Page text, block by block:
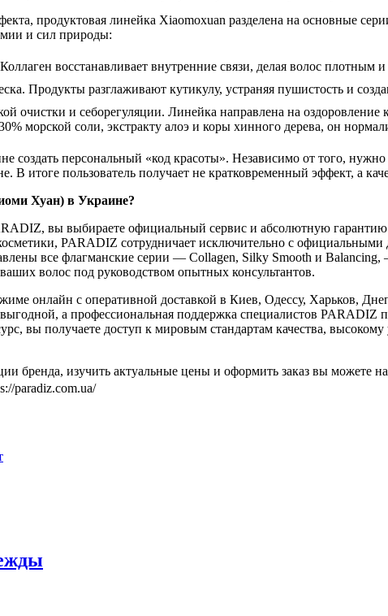
продуктовая линейка Xiaomoxuan разделена на основные
и сил природы:
восстанавливает внутренние связи, делая волос плотным
Продукты разглаживают кутикулу, устраняя пушистость и
очистки и себорегуляции. Линейка направлена на
морской соли, экстракту алоэ и коры хинного дерева, он
создать персональный «код красоты». Независимо от того,
В итоге пользователь получает не кратковременный эффект, а
Хуан) в Украине?
вы выбираете официальный сервис и абсолютную
PARADIZ сотрудничает исключительно с официальными
все флагманские серии — Collagen, Silky Smooth и
волос под руководством опытных консультантов.
онлайн с оперативной доставкой в Киев, Одессу, Харьков,
а профессиональная поддержка специалистов PARADIZ
вы получаете доступ к мировым стандартам качества, высокому
бренда, изучить актуальные цены и оформить заказ вы можете
paradiz.com.ua/